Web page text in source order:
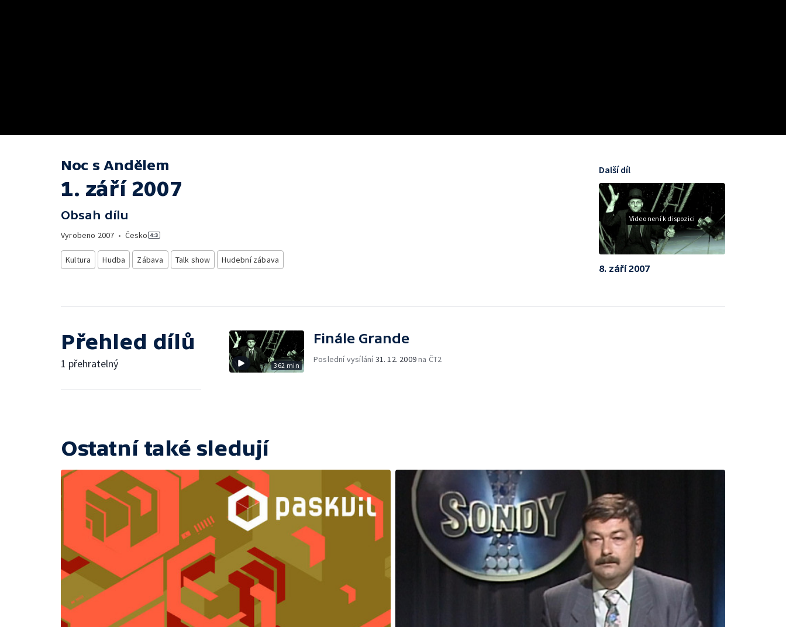
Noc s Andělem
1. září 2007
Obsah dílu
Vyrobeno 2007 • Česko
Kultura Hudba Zábava Talk show Hudební zábava
Video není k dispozici
Další díl
8. září 2007
Přehled dílů
1 přehratelný 362 min
Finále Grande
Poslední vysílání31. 12. 2009na ČT2
Ostatní také sledují